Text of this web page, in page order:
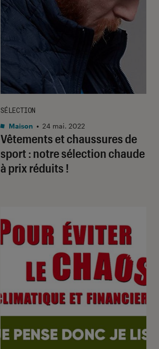
Vêtements et chaussures de
sport : notre sélection chaude
à prix réduits !
SÉLECTION
Maison • 24 mai. 2022